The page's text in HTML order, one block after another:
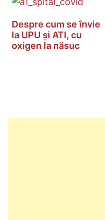
Despre cum se învie
la UPU și ATI, cu
oxigen la năsuc